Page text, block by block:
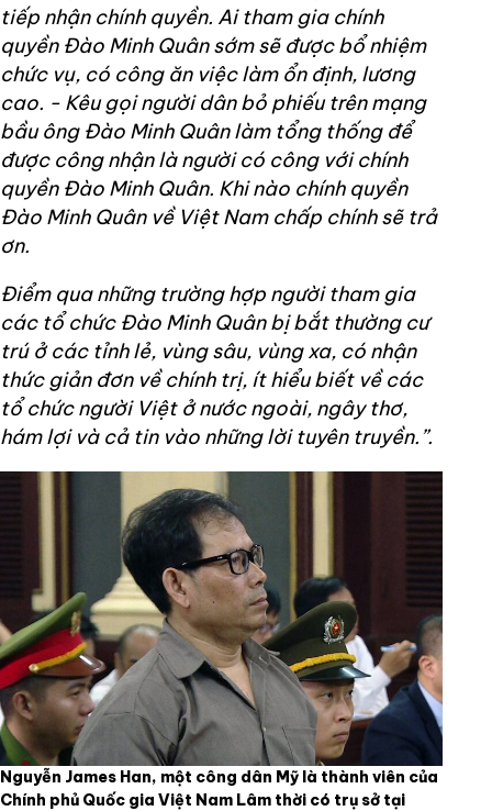
tiếp nhận chính quyền. Ai tham gia chính
quyền Đào Minh Quân sớm sẽ được bổ nhiệm
chức vụ, có công ăn việc làm ổn định, lương
cao. - Kêu gọi người dân bỏ phiếu trên mạng
bầu ông Đào Minh Quân làm tổng thống để
được công nhận là người có công với chính
quyền Đào Minh Quân. Khi nào chính quyền
Đào Minh Quân về Việt Nam chấp chính sẽ trả
ơn.
Điểm qua những trường hợp người tham gia
các tổ chức Đào Minh Quân bị bắt thường cư
trú ở các tỉnh lẻ, vùng sâu, vùng xa, có nhận
thức giản đơn về chính trị, ít hiểu biết về các
tổ chức người Việt ở nước ngoài, ngây thơ,
hám lợi và cả tin vào những lời tuyên truyền.”.
Nguyễn James Han, một công dân Mỹ là thành viên của
Chính phủ Quốc gia Việt Nam Lâm thời có trụ sở tại